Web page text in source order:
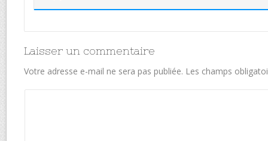
Laisser un commentaire
Votre adresse e-mail ne sera pas publiée. Les champs